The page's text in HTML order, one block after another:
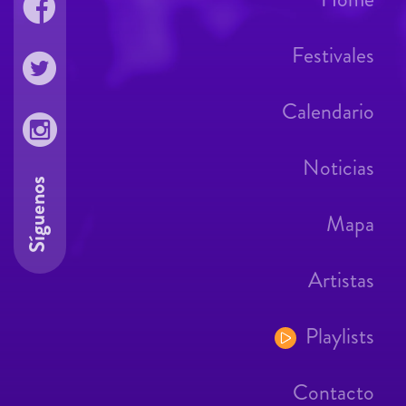
Festivales
Calendario
Noticias
Mapa
Artistas
Playlists
Contacto
Síguenos